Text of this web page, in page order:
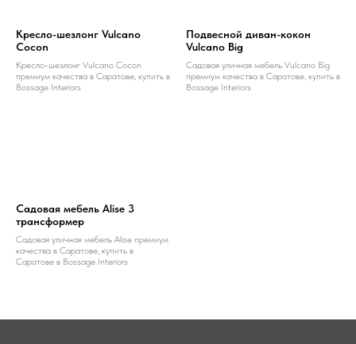
Кресло-шезлонг Vulcano
Cocon
Кресло-шезлонг Vulcano Cocon
премиум качества в Саратове, купить в
Bossage Interiors
Подвесной диван-кокон
Vulcano Big
Садовая уличная мебель Vulcano Big
премиум качества в Саратове, купить в
Bossage Interiors
Садовая мебель Alise 3
трансформер
Садовая уличная мебель Alise премиум
качества в Саратове, купить в
Саратове в Bossage Interiors